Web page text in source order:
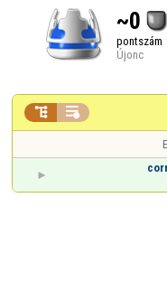
~0
pontszám
Újonc
 